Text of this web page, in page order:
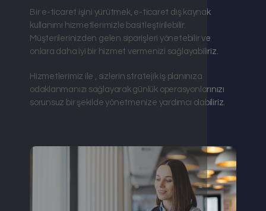
Bir e-ticaret işini yürütmek, e-ticaret dış kaynak
kullanımı hizmetlerimizle basitleştirilebilir.
Müşterilerinizden gelen siparişleri yönetebilir ve
onlara daha iyi bir hizmet vermenizi sağlayabiliriz.
Hizmetlerimiz ile , sizlerin stratejik iş planınıza
odaklanmanızı sağlayarak günlük operasyonlarınızı
sorunsuz bir şekilde yönetmenize yardımcı olabiliriz.